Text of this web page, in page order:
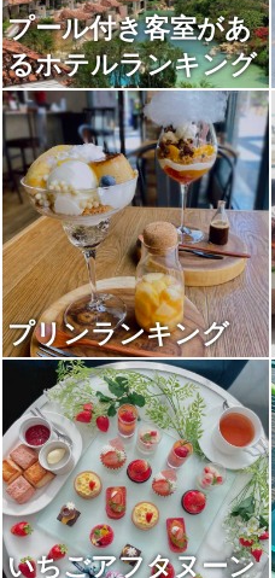
プール付き客室があ
るホテルランキング
プリンランキング
いちごアフタヌーン